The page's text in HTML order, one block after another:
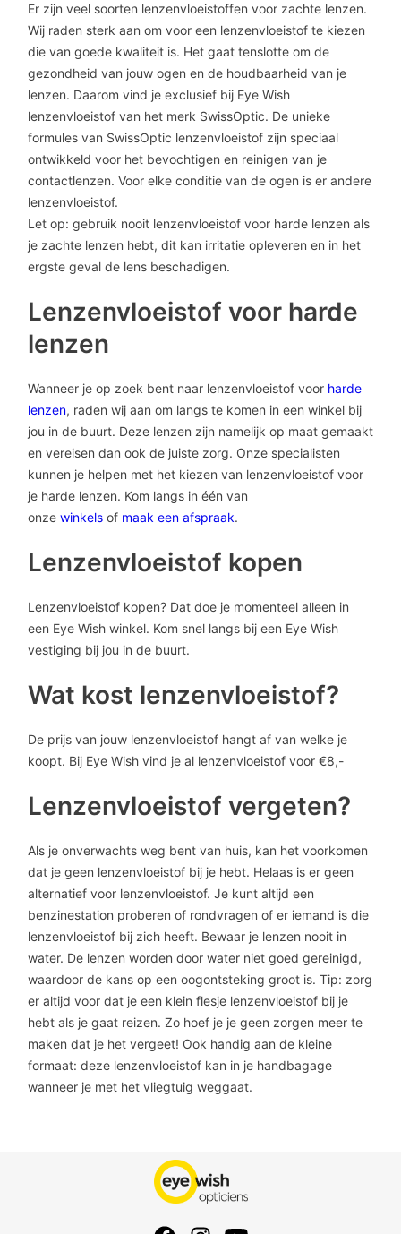
Er zijn veel soorten lenzenvloeistoffen voor zachte lenzen.
Wij raden sterk aan om voor een lenzenvloeistof te kiezen
die van goede kwaliteit is. Het gaat tenslotte om de
gezondheid van jouw ogen en de houdbaarheid van je
lenzen. Daarom vind je exclusief bij Eye Wish
lenzenvloeistof van het merk SwissOptic. De unieke
formules van SwissOptic lenzenvloeistof zijn speciaal
ontwikkeld voor het bevochtigen en reinigen van je
contactlenzen. Voor elke conditie van de ogen is er andere
lenzenvloeistof.
Let op: gebruik nooit lenzenvloeistof voor harde lenzen als
je zachte lenzen hebt, dit kan irritatie opleveren en in het
ergste geval de lens beschadigen.
Lenzenvloeistof voor harde
lenzen
Wanneer je op zoek bent naar lenzenvloeistof voor harde
lenzen, raden wij aan om langs te komen in een winkel bij
jou in de buurt. Deze lenzen zijn namelijk op maat gemaakt
en vereisen dan ook de juiste zorg. Onze specialisten
kunnen je helpen met het kiezen van lenzenvloeistof voor
je harde lenzen. Kom langs in één van
onze winkels of maak een afspraak.
Lenzenvloeistof kopen
Lenzenvloeistof kopen? Dat doe je momenteel alleen in
een Eye Wish winkel. Kom snel langs bij een Eye Wish
vestiging bij jou in de buurt.
Wat kost lenzenvloeistof?
De prijs van jouw lenzenvloeistof hangt af van welke je
koopt. Bij Eye Wish vind je al lenzenvloeistof voor €8,-
Lenzenvloeistof vergeten?
Als je onverwachts weg bent van huis, kan het voorkomen
dat je geen lenzenvloeistof bij je hebt. Helaas is er geen
alternatief voor lenzenvloeistof. Je kunt altijd een
benzinestation proberen of rondvragen of er iemand is die
lenzenvloeistof bij zich heeft. Bewaar je lenzen nooit in
water. De lenzen worden door water niet goed gereinigd,
waardoor de kans op een oogontsteking groot is. Tip: zorg
er altijd voor dat je een klein flesje lenzenvloeistof bij je
hebt als je gaat reizen. Zo hoef je je geen zorgen meer te
maken dat je het vergeet! Ook handig aan de kleine
formaat: deze lenzenvloeistof kan in je handbagage
wanneer je met het vliegtuig weggaat.